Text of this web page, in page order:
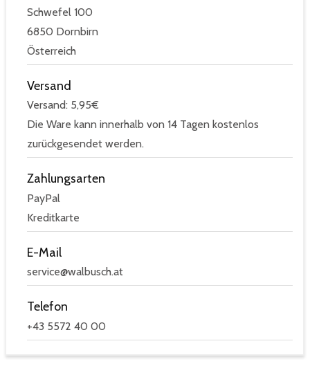
Schwefel 100
6850 Dornbirn
Österreich
Versand
Versand: 5,95€
Die Ware kann innerhalb von 14 Tagen kostenlos
zurückgesendet werden.
Zahlungsarten
PayPal
Kreditkarte
E-Mail
service@walbusch.at
Telefon
+43 5572 40 00